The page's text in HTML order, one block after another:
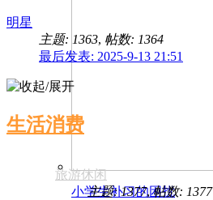
小学生补习的困扰
明星
主题: 1363, 帖数: 1364
最后发表: 2025-9-13 21:51
生活消费
旅游休闲
主题: 1377,帖数: 1377